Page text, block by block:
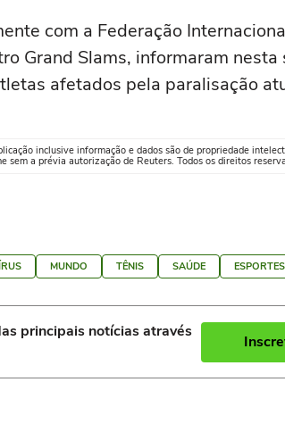
com a Federação
Grand Slams, informaram
afetados pela paralisação
inclusive informação e dados são de propriedade
sem a prévia autorização de Reuters. Todos os direitos
MUNDO TÊNIS SAÚDE ESPORTES
principais notícias através